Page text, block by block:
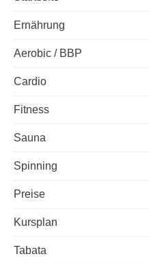
Ernährung
Aerobic / BBP
Cardio
Fitness
Sauna
Spinning
Preise
Kursplan
Tabata